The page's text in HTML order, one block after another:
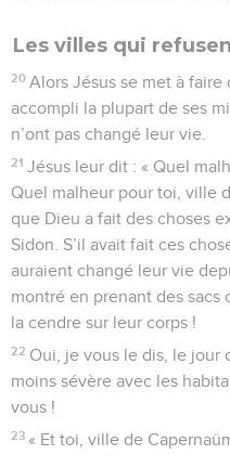
Les villes qui
20 Alors Jésus se met à
accompli la plupart de ses
n’ont pas changé leur vie.
21 Jésus leur dit : « Quel
Quel malheur pour toi, ville
que Dieu a fait des choses
Sidon. S’il avait fait ces
auraient changé leur vie
montré en prenant des
la cendre sur leur corps !
22 Oui, je vous le dis, le jour
moins sévère avec les
vous !
23 « Et toi, ville de